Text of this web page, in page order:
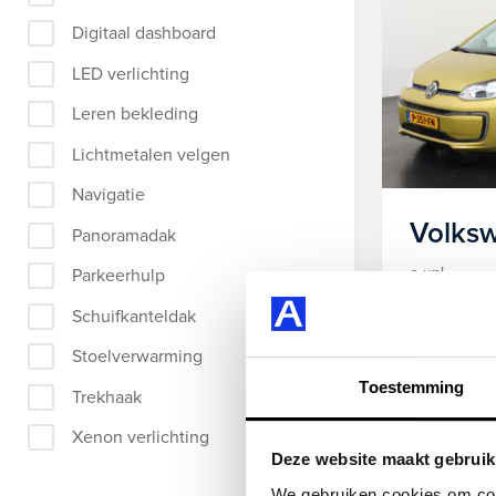
Toestemming
Deze website maakt
Digitaal dashboard
LED verlichting
Leren bekleding
Lichtmetalen velgen
Navigatie
Panoramadak
Parkeerhulp
Schuifkanteldak
Stoelverwarming
Trekhaak
Xenon verlichting
e-up!
Private